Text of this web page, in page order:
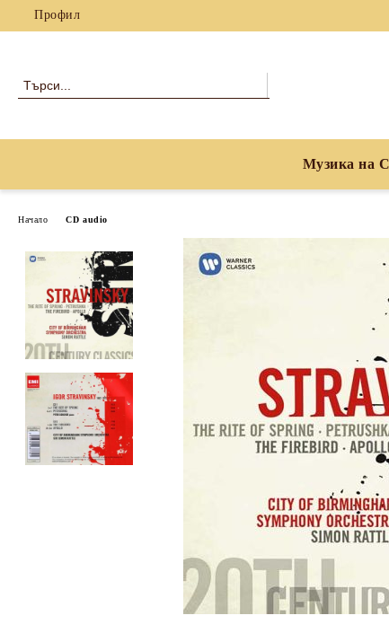
Профил
Музика на
Начало CD audio